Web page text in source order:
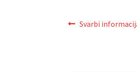
Navigacija
Ankstenis
Svarbi